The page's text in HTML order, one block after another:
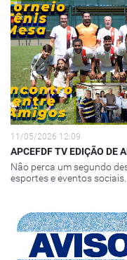
11/05/2026 12:09
APCEFDF TV EDIÇÃO DE
Nâo perca um segundo
esportes e eventos sociais.